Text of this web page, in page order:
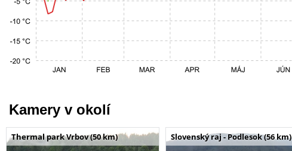
Kamery v okolí
Thermal park Vrbov (50 km) Slovenský raj - Podlesok (56 km)